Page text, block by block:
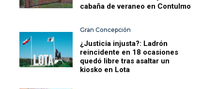
cabaña de veraneo en Contulmo
Gran Concepción
¿Justicia injusta?: Ladrón
reincidente en 18 ocasiones
quedó libre tras asaltar un
kiosko en Lota